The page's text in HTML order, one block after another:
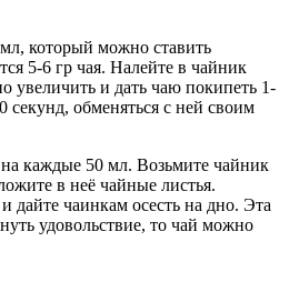
который можно ставить
5-6 гр чая. Налейте в чайник
увеличить и дать чаю покипеть 1-
обменяться с ней своим
каждые 50 мл. Возьмите чайник
в неё чайные листья.
дайте чаинкам осесть на дно. Эта
удовольствие, то чай можно